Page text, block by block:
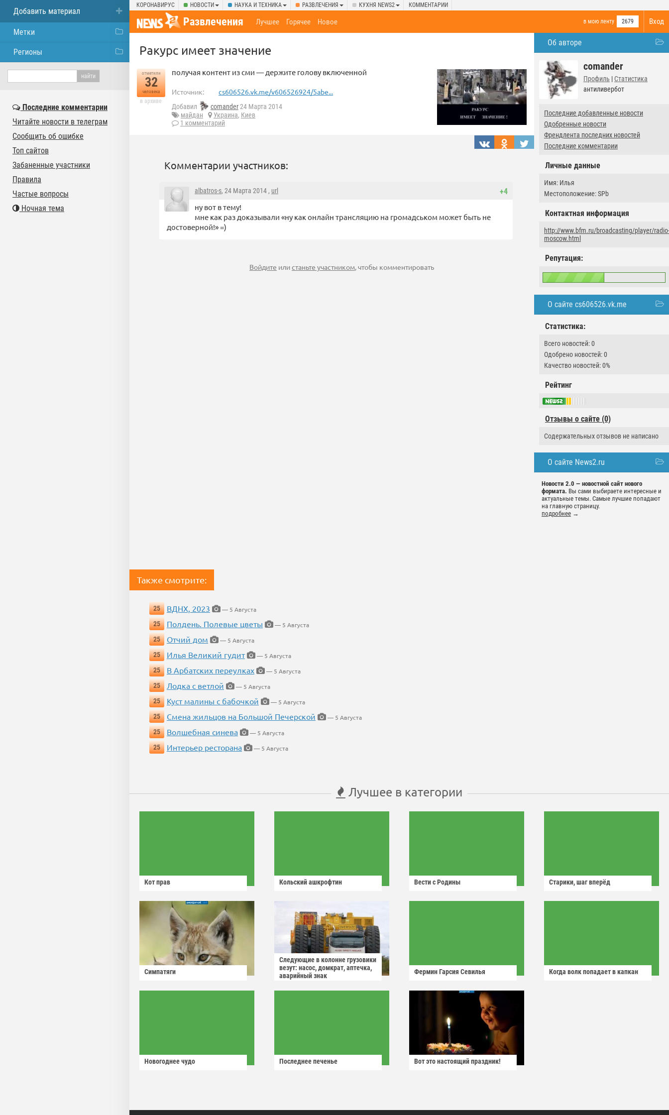
КОРОНАВИРУС НОВОСТИ НАУКА И ТЕХНИКА РАЗВЛЕЧЕНИЯ КУХНЯ NEWS2 КОММЕНТАРИИ
Вход
Развлечения в мою ленту 2679
Лучшее Горячее Новое
Об авторе
comander
Профиль | Статистика
антиливербот
Последние добавленные новости
Одобренные новости
Френдлента последних новостей
Последние комментарии
Личные данные
Имя: Илья
Местоположение: SPb
Контактная информация
http://www.bfm.ru/broadcasting/player/radio-
moscow.html
Репутация:
О сайте cs606526.vk.me
Статистика:
Всего новостей: 0
Одобрено новостей: 0
Качество новостей: 0%
Рейтинг
Отзывы о сайте (0)
Содержательных отзывов не написано
О сайте News2.ru
Новости 2.0 — новостной сайт нового
формата. Вы сами выбираете интересные и
актуальные темы. Самые лучшие попадают
на главную страницу.
подробнее →
Ракурс имеет значение
отметили
32
человека
в архиве
получая контент из сми — держите голову включенной
Источник: cs606526.vk.me/v606526924/5abe...
Добавил comander24 Марта 2014
майдан
Украина, Киев
1 комментарий
Комментарии участников:
+4
albatros-s, 24 Марта 2014 , url
ну вот в тему!
мне как раз доказывали «ну как онлайн трансляцию на громадськом может быть не
достоверной!» =)
Войдите илистаньте участником , чтобы комментировать
Также смотрите:
25 ВДНХ, 2023
— 5 Августа
25
Полдень. Полевые цветы
— 5 Августа
25
Отчий дом
— 5 Августа
25
Илья Великий гудит
— 5 Августа
25
В Арбатских переулках
— 5 Августа
25
Лодка с ветлой
— 5 Августа
25
Куст малины с бабочкой
— 5 Августа
25
Смена жильцов на Большой Печерской
— 5 Августа
25
Волшебная синева
— 5 Августа
25
Интерьер ресторана — 5 Августа
Лучшее в категории
Кот прав Кольский ашкрофтин Вести с Родины Старики, шаг вперёд
Симпатяги
Следующие в колонне грузовики
везут: насос, домкрат, аптечка,
аварийный знак
Фермин Гарсия Севилья Когда волк попадает в капкан
Новогоднее чудо Последнее печенье Вот это настоящий праздник!
Добавить материал
Метки
Регионы
Последние комментарии
Читайте новости в телеграм
Сообщить об ошибке
Топ сайтов
Забаненные участники
Правила
Частые вопросы
Ночная тема